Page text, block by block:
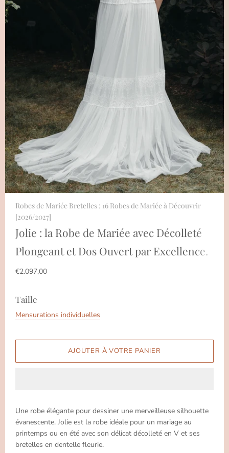
Robes de Mariée Bretelles : 16 Robes de Mariée à Découvrir
[2026/2027]
Jolie : la Robe de Mariée avec Décolleté
Plongeant et Dos Ouvert par Excellence.
€2.097,00
Taille
Mensurations individuelles
Une robe élégante pour dessiner une merveilleuse silhouette
évanescente. Jolie est la robe idéale pour un mariage au
printemps ou en été avec son délicat décolleté en V et ses
bretelles en dentelle fleurie.